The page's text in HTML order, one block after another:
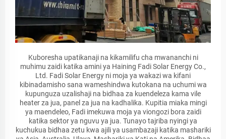
Kuboresha upatikanaji na kikamilifu cha mwananchi ni
muhimu zaidi katika amini ya Haining Fadi Solar Energy Co.,
Ltd. Fadi Solar Energy ni moja ya wakazi wa kifani
kibinadamisho sana wameshindwa kutokana na uchumi wa
kupunguza uzalishaji na bidhaa za kuendeleza kama vile
heater za jua, panel za jua na kadhalika. Kupitia miaka mingi
ya maendeleo, Fadi imekuwa moja ya viongozi bora zaidi
katika sektor ya nguvu ya jua. Tunayo tajriba nyingi ya
kuchukua bidhaa zetu kwa ajili ya usambazaji katika mashariki